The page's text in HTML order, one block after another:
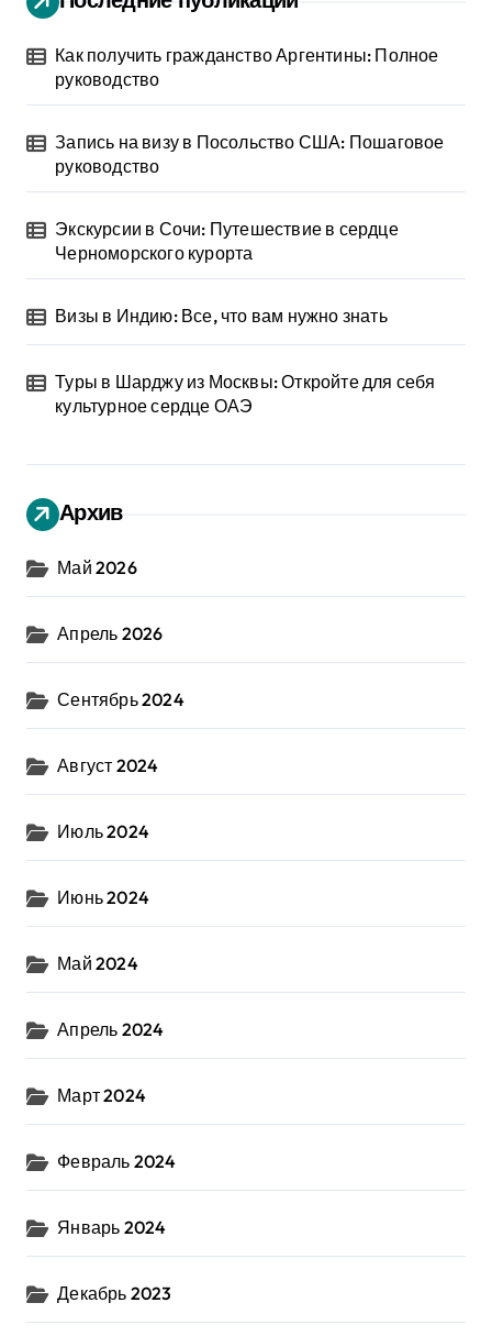
Как получить гражданство Аргентины: Полное
руководство
Запись на визу в Посольство США: Пошаговое
руководство
Экскурсии в Сочи: Путешествие в сердце
Черноморского курорта
Визы в Индию: Все, что вам нужно знать
Туры в Шарджу из Москвы: Откройте для себя
культурное сердце ОАЭ
Архив
Май 2026
Апрель 2026
Сентябрь 2024
Август 2024
Июль 2024
Июнь 2024
Май 2024
Апрель 2024
Март 2024
Февраль 2024
Январь 2024
Декабрь 2023